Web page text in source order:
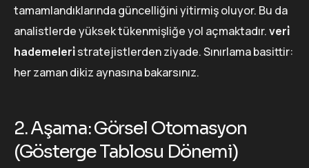
tamamlandıklarında güncelliğini yitirmiş oluyor. Bu da
analistlerde yüksek tükenmişliğe yol açmaktadır.veri̇
hademeleri̇stratejistlerden ziyade. Sınırlama basittir:
her zaman dikiz aynasına bakarsınız.
2. Aşama: Görsel Otomasyon
(Gösterge Tablosu Dönemi)